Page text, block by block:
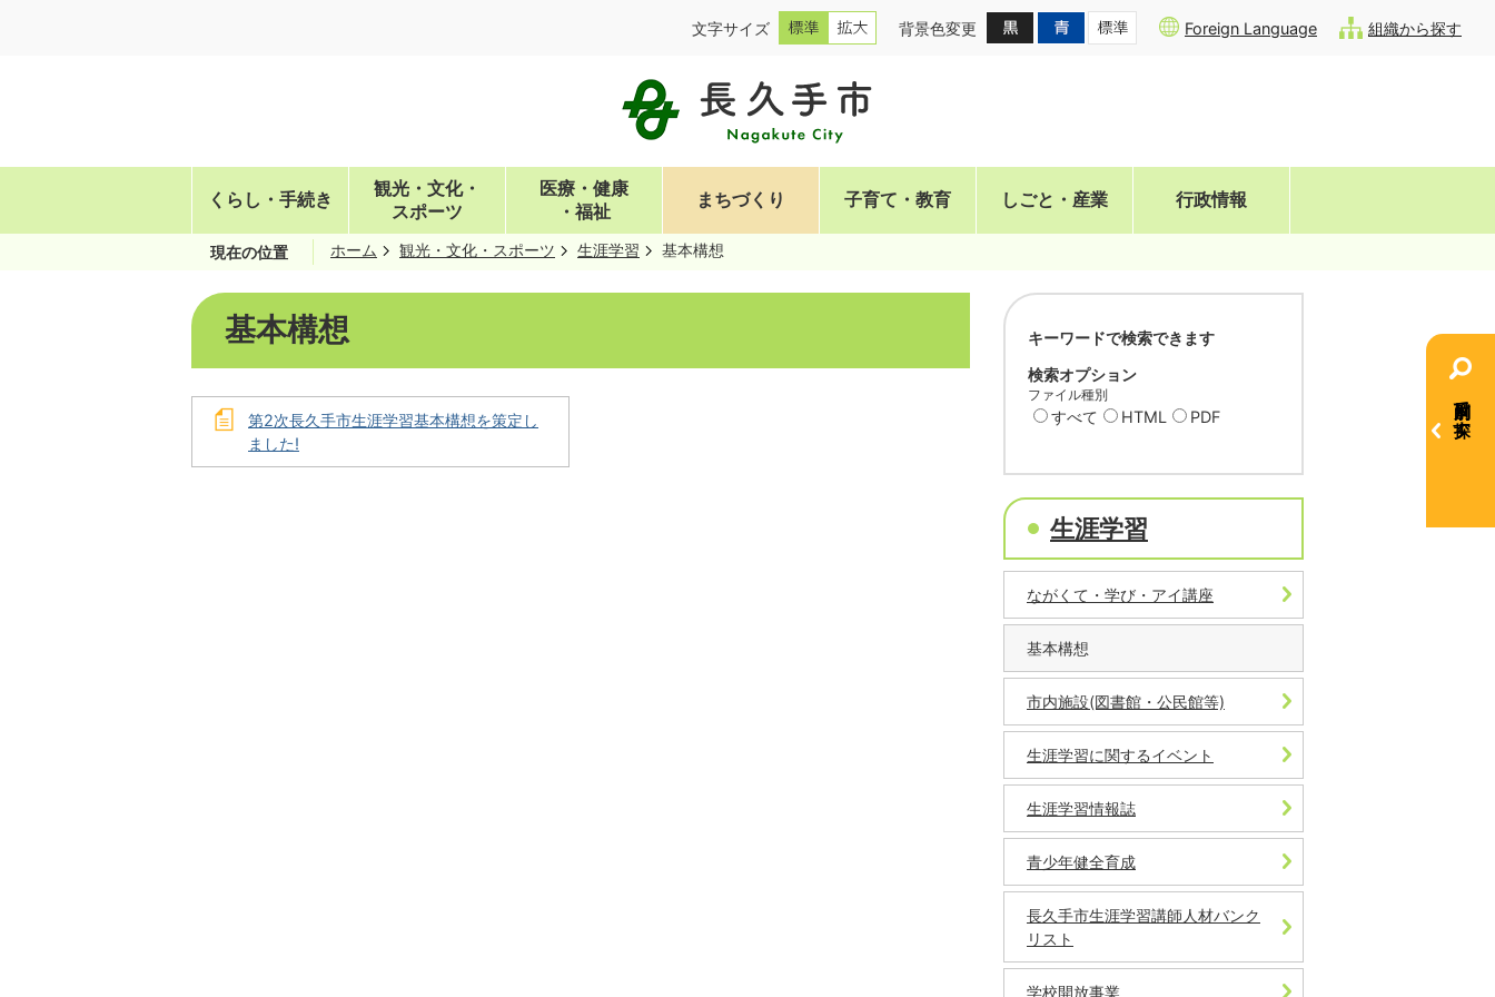
文字サイズ 背景色変更 Foreign Language 組織から探す
くらし・手続き
観光・文化・
スポーツ
医療・健康
・福祉
まちづくり 子育て・教育 しごと・産業 行政情報
目的別で探す
現在の位置 ホーム 観光・文化・スポーツ 生涯学習 基本構想
基本構想
第2次長久手市生涯学習基本構想を策定し
ました!
キーワードで検索できます
検索オプション
ファイル種別
すべて HTML PDF
生涯学習
ながくて・学び・アイ講座
基本構想
市内施設(図書館・公民館等)
生涯学習に関するイベント
生涯学習情報誌
青少年健全育成
長久手市生涯学習講師人材バンク
リスト
学校開放事業